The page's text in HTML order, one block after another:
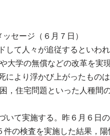
セージ（６月７日）
して人々が追従するといわ
大学の無償などの改革を実
により浮かび上がったもの
，住宅問題といった人種間
いて実施する。昨６月６日
件の検査を実施した結果，